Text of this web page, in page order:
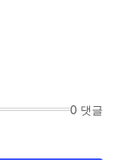
0 댓글